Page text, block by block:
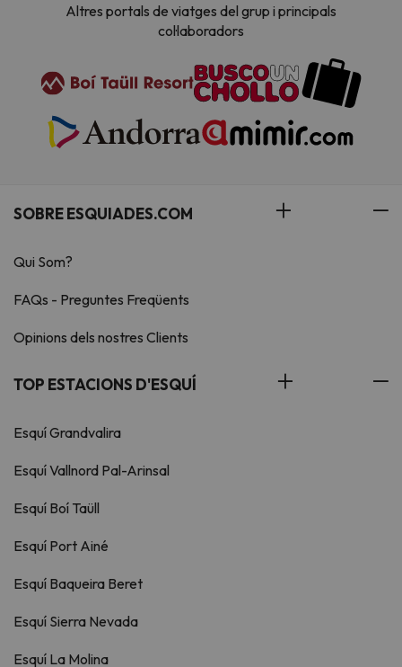
Altres portals de viatges del grup i principals
col·laboradors
SOBRE ESQUIADES.COM
Qui Som?
FAQs - Preguntes Freqüents
Opinions dels nostres Clients
TOP ESTACIONS D'ESQUÍ
Esquí Grandvalira
Esquí Vallnord Pal-Arinsal
Esquí Boí Taüll
Esquí Port Ainé
Esquí Baqueira Beret
Esquí Sierra Nevada
Esquí La Molina